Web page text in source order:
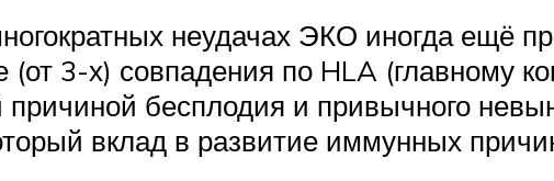
неудачах ЭКО иногда ещё
3-х) совпадения по HLA (главному
причиной бесплодия и привычного
вклад в развитие иммунных